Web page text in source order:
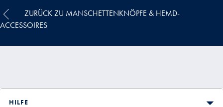
ZURÜCK ZU MANSCHETTENKNÖPFE & HEMD-
ACCESSOIRES
HILFE